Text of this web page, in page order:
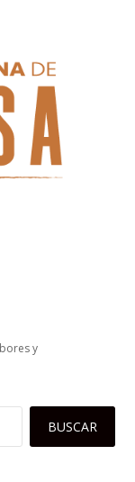
y